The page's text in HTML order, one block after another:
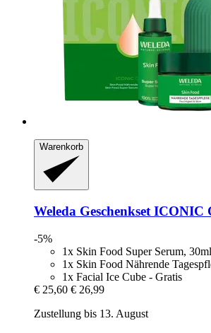
Warenkorb
Weleda Geschenkset ICONIC
-5%
1x Skin Food Super Serum, 30ml
1x Skin Food Nährende
1x Facial Ice Cube - Gratis
€ 25,60 € 26,99
Zustellung bis 13. August